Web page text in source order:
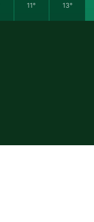
11° 13°